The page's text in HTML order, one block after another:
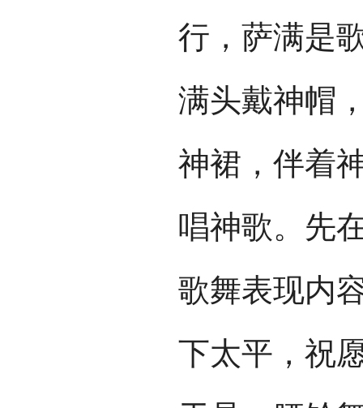
行，萨满是
满头戴神帽
神裙，伴着
唱神歌。先
歌舞表现内
下太平，祝